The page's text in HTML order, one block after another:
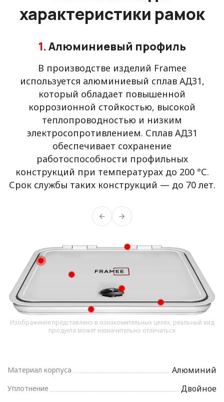
характеристики рамок
1.Алюминиевый профиль
В производстве изделий Framee
используется алюминиевый сплав АД31,
который обладает повышенной
коррозионной стойкостью, высокой
теплопроводностью и низким
электросопротивлением. Сплав АД31
обеспечивает сохранение
работоспособности профильных
конструкций при температурах до 200 °С.
Срок службы таких конструкций — до 70 лет.
Изображение представлено в ознакомительных целях, реальный вид
продукта может незначительно отличаться
Материал корпуса Алюминий
Уплотнение
Двойное